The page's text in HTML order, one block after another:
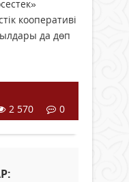
кооперативі
да дөп
2 570 0